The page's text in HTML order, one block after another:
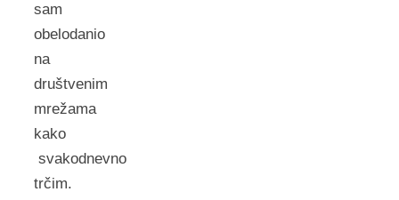
sam
obelodanio
na
društvenim
mrežama
kako
svakodnevno
trčim.